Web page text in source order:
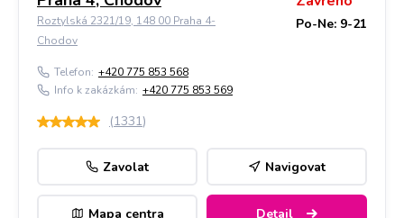
Roztylská 2321/19, 148 00 Praha 4-
Chodov
Po-Ne: 9-21
Telefon: +420 775 853 568
Info k zakázkám: +420 775 853 569
(1331)
Zavolat Navigovat
Mapa centra Detail